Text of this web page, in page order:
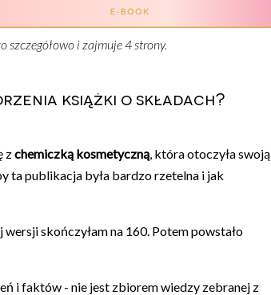
szczegółowo i zajmuje 4 strony.
książki o składach?
zchemiczką kosmetyczną, która otoczyła swoją
ta publikacja była bardzo rzetelna i jak
skończyłam na 160. Potem powstało
i faktów - nie jest zbiorem wiedzy zebranej z